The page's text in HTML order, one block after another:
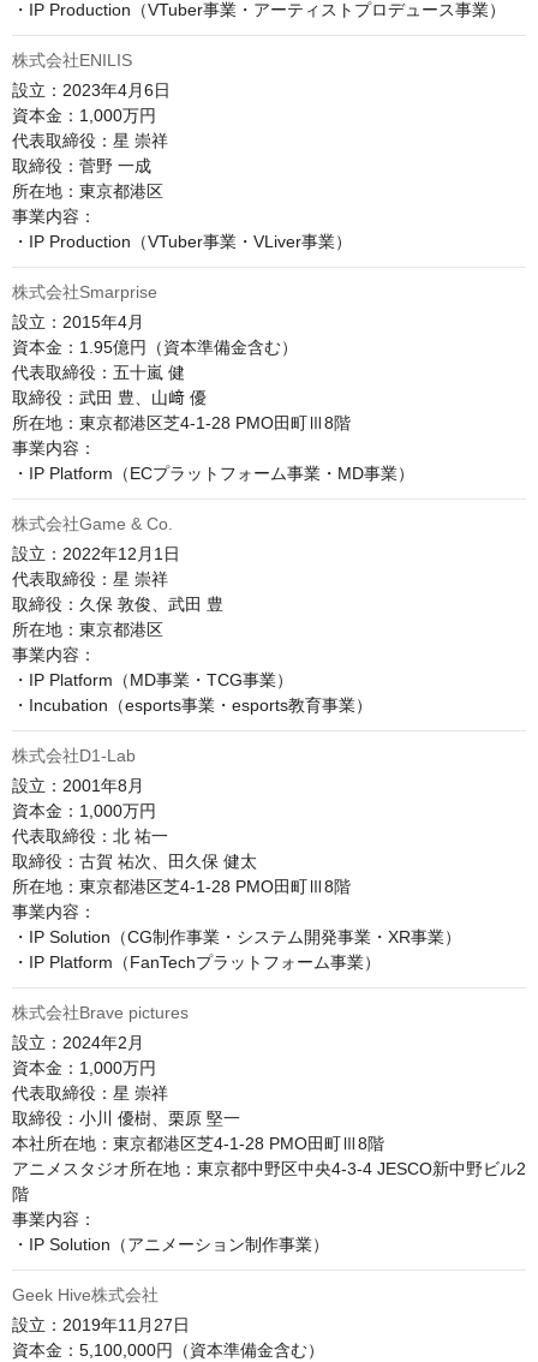
株式会社ENILIS
設立：2023年4月6日
資本金：1,000万円
代表取締役：星 崇祥
取締役：菅野 一成
所在地：東京都港区
事業内容：
株式会社Smarprise
設立：2015年4月
資本金：1.95億円（資本準備金含む）
代表取締役：五十嵐 健
取締役：武田 豊、山﨑 優
所在地：東京都港区芝4-1-28 PMO田町Ⅲ8階
事業内容：
株式会社Game & Co.
設立：2022年12月1日
代表取締役：星 崇祥
取締役：久保 敦俊、武田 豊
所在地：東京都港区
事業内容：
・IP Platform（MD事業・TCG事業）
株式会社D1-Lab
設立：2001年8月
資本金：1,000万円
代表取締役：北 祐一
取締役：古賀 祐次、田久保 健太
所在地：東京都港区芝4-1-28 PMO田町Ⅲ8階
事業内容：
・IP Solution（CG制作事業・システム開発事業・XR事業）
・IP Platform（FanTechプラットフォーム事業）
株式会社Brave pictures
設立：2024年2月
資本金：1,000万円
代表取締役：星 崇祥
取締役：小川 優樹、栗原 堅一
本社所在地：東京都港区芝4-1-28 PMO田町Ⅲ8階
アニメスタジオ所在地：東京都中野区中央4-3-4 JESCO新中野ビル2
階
事業内容：
・IP Solution（アニメーション制作事業）
Geek Hive株式会社
設立：2019年11月27日
資本金：5,100,000円（資本準備金含む）